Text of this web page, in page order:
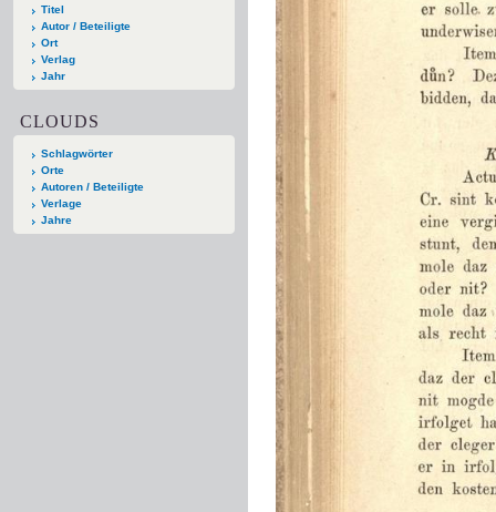
Titel
Autor / Beteiligte
Ort
Verlag
Jahr
CLOUDS
Schlagwörter
Orte
Autoren / Beteiligte
Verlage
Jahre